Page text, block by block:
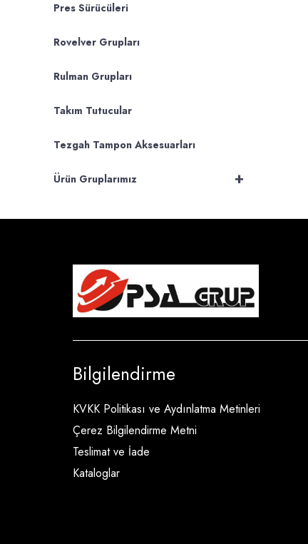
Pres Sürücüleri
Rovelver Grupları
Rulman Grupları
Takım Tutucular
Tezgah Tampon Aksesuarları
+
Ürün Gruplarımız
Bilgilendirme
KVKK Politikası ve Aydınlatma Metinleri
Çerez Bilgilendirme Metni
Teslimat ve İade
Kataloglar